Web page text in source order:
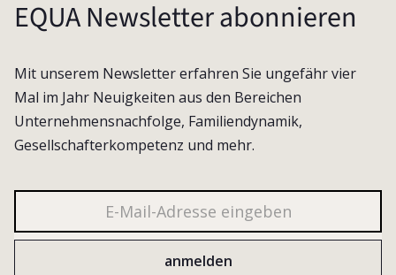
EQUA Newsletter abonnieren
Mit unserem Newsletter erfahren Sie ungefähr vier
Mal im Jahr Neuigkeiten aus den Bereichen
Unternehmensnachfolge, Familiendynamik,
Gesellschafterkompetenz und mehr.